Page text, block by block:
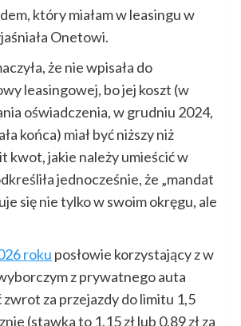
który miałam w leasingu w
Onetowi.
że nie wpisała do
leasingowej, bo jej koszt (w
oświadczenia, w grudniu 2024,
końca) miał być niższy niż
kwot, jakie należy umieścić w
jednocześnie, że „mandat
się nie tylko w swoim okręgu, ale
roku posłowie korzystający z w
z prywatnego auta
zwrot za przejazdy do limitu 1,5
(stawka to 1,15 zł lub 0,89 zł za